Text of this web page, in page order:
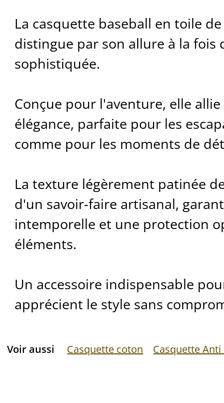
La casquette baseball en toile
distingue par son allure à la fois
sophistiquée.
Conçue pour l'aventure, elle
élégance, parfaite pour les
comme pour les moments de
La texture légèrement patinée
d'un savoir-faire artisanal,
intemporelle et une protection
éléments.
Un accessoire indispensable
apprécient le style sans
Voir aussi Casquette coton Casquette Anti